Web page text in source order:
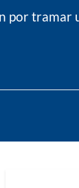
por tramar